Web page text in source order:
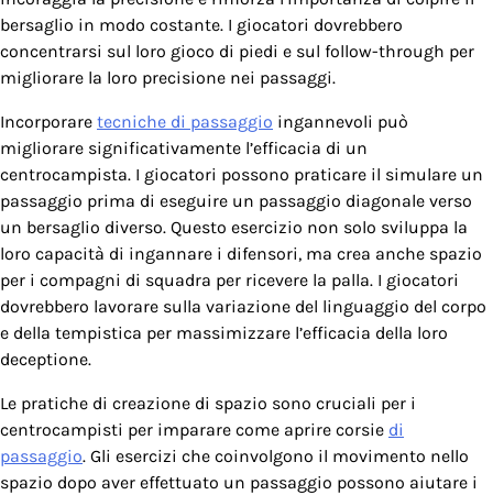
bersaglio in modo costante. I giocatori dovrebbero
concentrarsi sul loro gioco di piedi e sul follow-through per
migliorare la loro precisione nei passaggi.
Incorporare tecniche di passaggio ingannevoli può
migliorare significativamente l’efficacia di un
centrocampista. I giocatori possono praticare il simulare un
passaggio prima di eseguire un passaggio diagonale verso
un bersaglio diverso. Questo esercizio non solo sviluppa la
loro capacità di ingannare i difensori, ma crea anche spazio
per i compagni di squadra per ricevere la palla. I giocatori
dovrebbero lavorare sulla variazione del linguaggio del corpo
e della tempistica per massimizzare l’efficacia della loro
deceptione.
Le pratiche di creazione di spazio sono cruciali per i
centrocampisti per imparare come aprire corsie di
passaggio. Gli esercizi che coinvolgono il movimento nello
spazio dopo aver effettuato un passaggio possono aiutare i